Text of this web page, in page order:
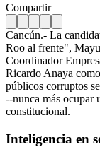
Compartir
Cancún.- La
Roo al frente",
Coordinador
Ricardo Anaya
públicos corruptos
--nunca más ocupar
constitucional.
Inteligencia en